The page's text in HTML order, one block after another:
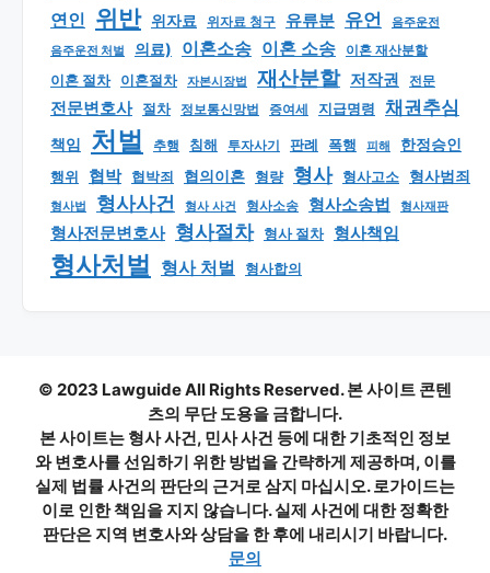
연인 위반 위자료 위자료 청구 유류분 유언 음주운전
음주운전 처벌 의료) 이혼소송 이혼 소송 이혼 재산분할
이혼 절차 이혼절차 자본시장법 재산분할 저작권 전문
전문변호사 절차 정보통신망법 증여세 지급명령 채권추심
책임 처벌 추행 침해 투자사기 판례 폭행 피해 한정승인
행위 협박 협박죄 협의이혼 형량 형사 형사고소 형사범죄
형사법 형사사건 형사 사건 형사소송 형사소송법 형사재판
형사전문변호사 형사절차 형사 절차 형사책임
형사처벌 형사 처벌 형사합의
© 2023 Lawguide All Rights Reserved. 본 사이트 콘텐
츠의 무단 도용을 금합니다.
본 사이트는 형사 사건, 민사 사건 등에 대한 기초적인 정보
와 변호사를 선임하기 위한 방법을 간략하게 제공하며, 이를
실제 법률 사건의 판단의 근거로 삼지 마십시오. 로가이드는
이로 인한 책임을 지지 않습니다. 실제 사건에 대한 정확한
판단은 지역 변호사와 상담을 한 후에 내리시기 바랍니다.
문의